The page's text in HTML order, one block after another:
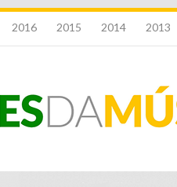
2016 2015 2014 2013